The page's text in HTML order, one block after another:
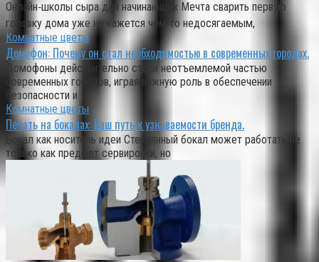
Онлайн‑школы сыра для начинающих Мечта сварить первую
головку дома уже не кажется чем‑то недосягаемым,
Комнатные цветы
Домофон: Почему он стал необходимостью в современных городах.
Домофоны действительно стали неотъемлемой частью
современных городов, играя важную роль в обеспечении
безопасности и
Комнатные цветы
Печать на бокалах: Ваш путь к узнаваемости бренда.
Бокал как носитель идеи Стеклянный бокал может работать не
только как предмет сервировки, но